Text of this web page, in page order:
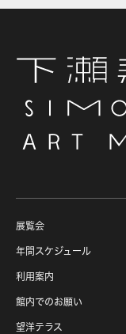
展覧会
年間スケジュール
利用案内
館内でのお願い
望洋テラス